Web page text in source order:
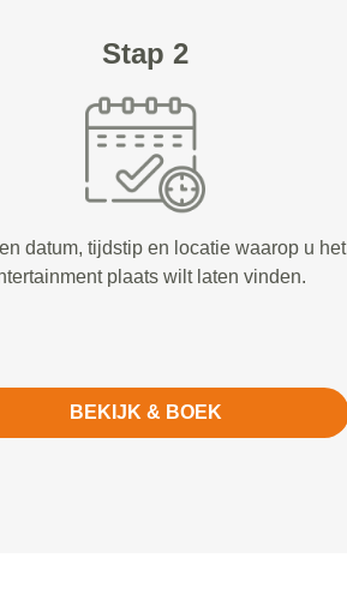
Stap 2
datum, tijdstip en locatie waarop u het
plaats wilt laten vinden.
BEKIJK & BOEK